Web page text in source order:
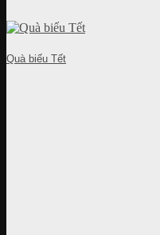
Quà biếu Tết